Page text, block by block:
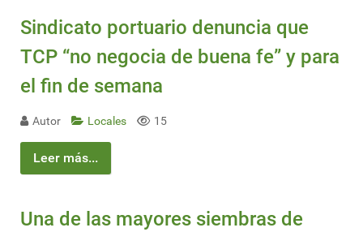
Sindicato portuario denuncia que
TCP “no negocia de buena fe” y para
el fin de semana
Autor Locales 15
Leer más...
Una de las mayores siembras de